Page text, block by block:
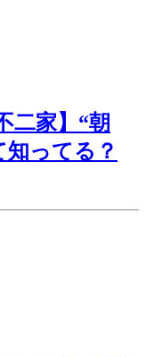
二家】“朝
ってる？